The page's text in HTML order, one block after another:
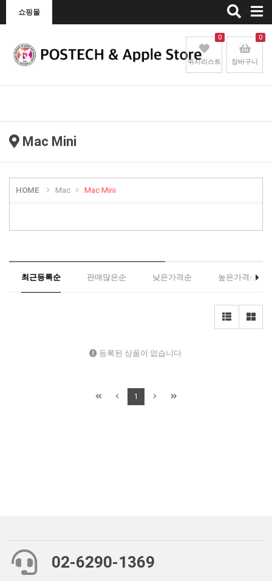
쇼핑몰
Toggle
위시리스트
0
장바구니
0
Mac Mini
HOME Mac Mac Mini
최근등록순 판매많은순 낮은가격순 높은가격순
등록된 상품이 없습니다.
1
02-6290-1369